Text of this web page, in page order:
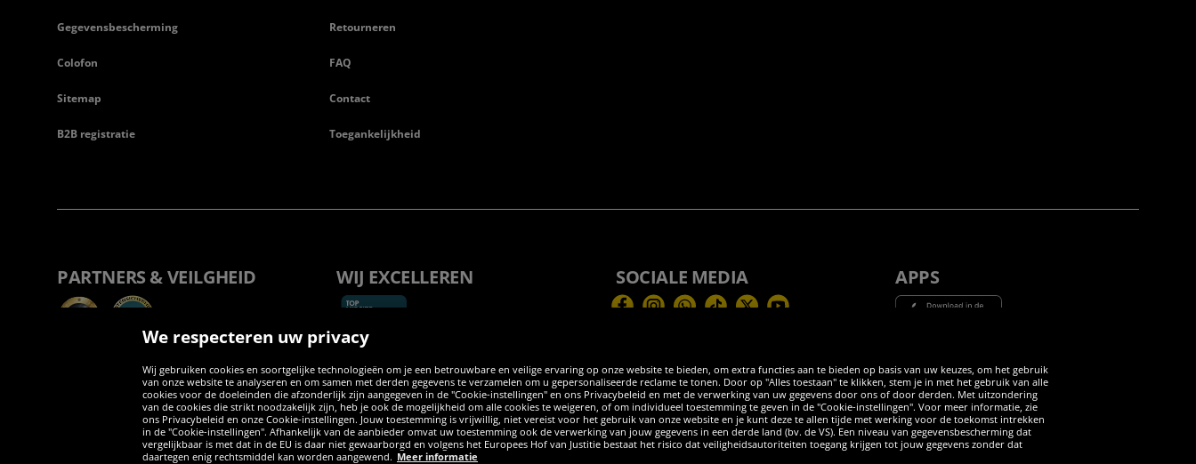
Gegevensbescherming
Colofon
Sitemap
B2B registratie
Retourneren
FAQ
Contact
Toegankelijkheid
PARTNERS & VEILGHEID WIJ EXCELLEREN SOCIALE MEDIA
FacebookInstagramWhatsApp
TikTokTwitterYouTube
APPS
We respecteren uw privacy
Wij gebruiken cookies en soortgelijke technologieën om je een betrouwbare en veilige ervaring op onze website te bieden, om extra functies aan te bieden op basis van uw keuzes, om het gebruik
van onze website te analyseren en om samen met derden gegevens te verzamelen om u gepersonaliseerde reclame te tonen. Door op "Alles toestaan" te klikken, stem je in met het gebruik van alle
cookies voor de doeleinden die afzonderlijk zijn aangegeven in de "Cookie-instellingen" en ons Privacybeleid en met de verwerking van uw gegevens door ons of door derden. Met uitzondering
van de cookies die strikt noodzakelijk zijn, heb je ook de mogelijkheid om alle cookies te weigeren, of om individueel toestemming te geven in de "Cookie-instellingen". Voor meer informatie, zie
ons Privacybeleid en onze Cookie-instellingen. Jouw toestemming is vrijwillig, niet vereist voor het gebruik van onze website en je kunt deze te allen tijde met werking voor de toekomst intrekken
in de "Cookie-instellingen". Afhankelijk van de aanbieder omvat uw toestemming ook de verwerking van jouw gegevens in een derde land (bv. de VS). Een niveau van gegevensbescherming dat
vergelijkbaar is met dat in de EU is daar niet gewaarborgd en volgens het Europees Hof van Justitie bestaat het risico dat veiligheidsautoriteiten toegang krijgen tot jouw gegevens zonder dat
daartegen enig rechtsmiddel kan worden aangewend. Meer informatie